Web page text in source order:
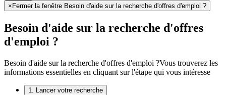
× Fermer la fenêtre Besoin d'aide sur la recherche d'offres d'emploi ?
Besoin d'aide sur la recherche d'offres
d'emploi ?
Besoin d'aide sur la recherche d'offres d'emploi ?Vous trouverez les
informations essentielles en cliquant sur l'étape qui vous intéresse
1. Lancer votre recherche